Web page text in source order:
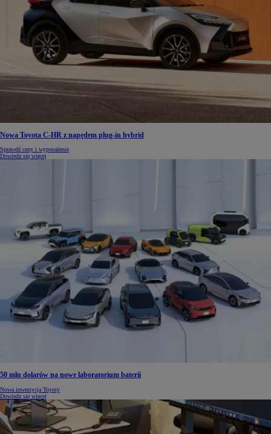
Nowa Toyota C-HR z napędem plug-in hybrid
Sprawdź ceny i wyposażenie
Dowiedz się więcej
50 mln dolarów na nowe laboratorium baterii
Nowa inwestycja Toyoty
Dowiedz się więcej